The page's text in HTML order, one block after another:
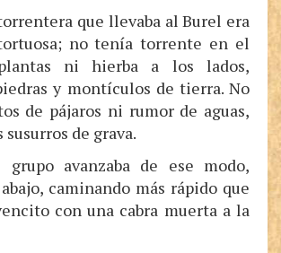
que llevaba al Burel era
no tenía torrente en el
ni hierba a los lados,
y montículos de tierra. No
de pájaros ni rumor de aguas,
susurros de grava.
avanzaba de ese modo,
caminando más rápido que
con una cabra muerta a la